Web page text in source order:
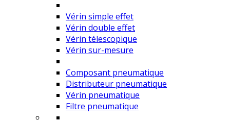
Vérin simple effet
Vérin double effet
Vérin télescopique
Vérin sur-mesure
Composant pneumatique
Distributeur pneumatique
Vérin pneumatique
Filtre pneumatique